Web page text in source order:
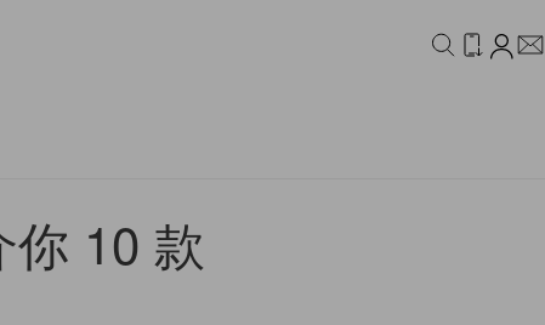
10 款